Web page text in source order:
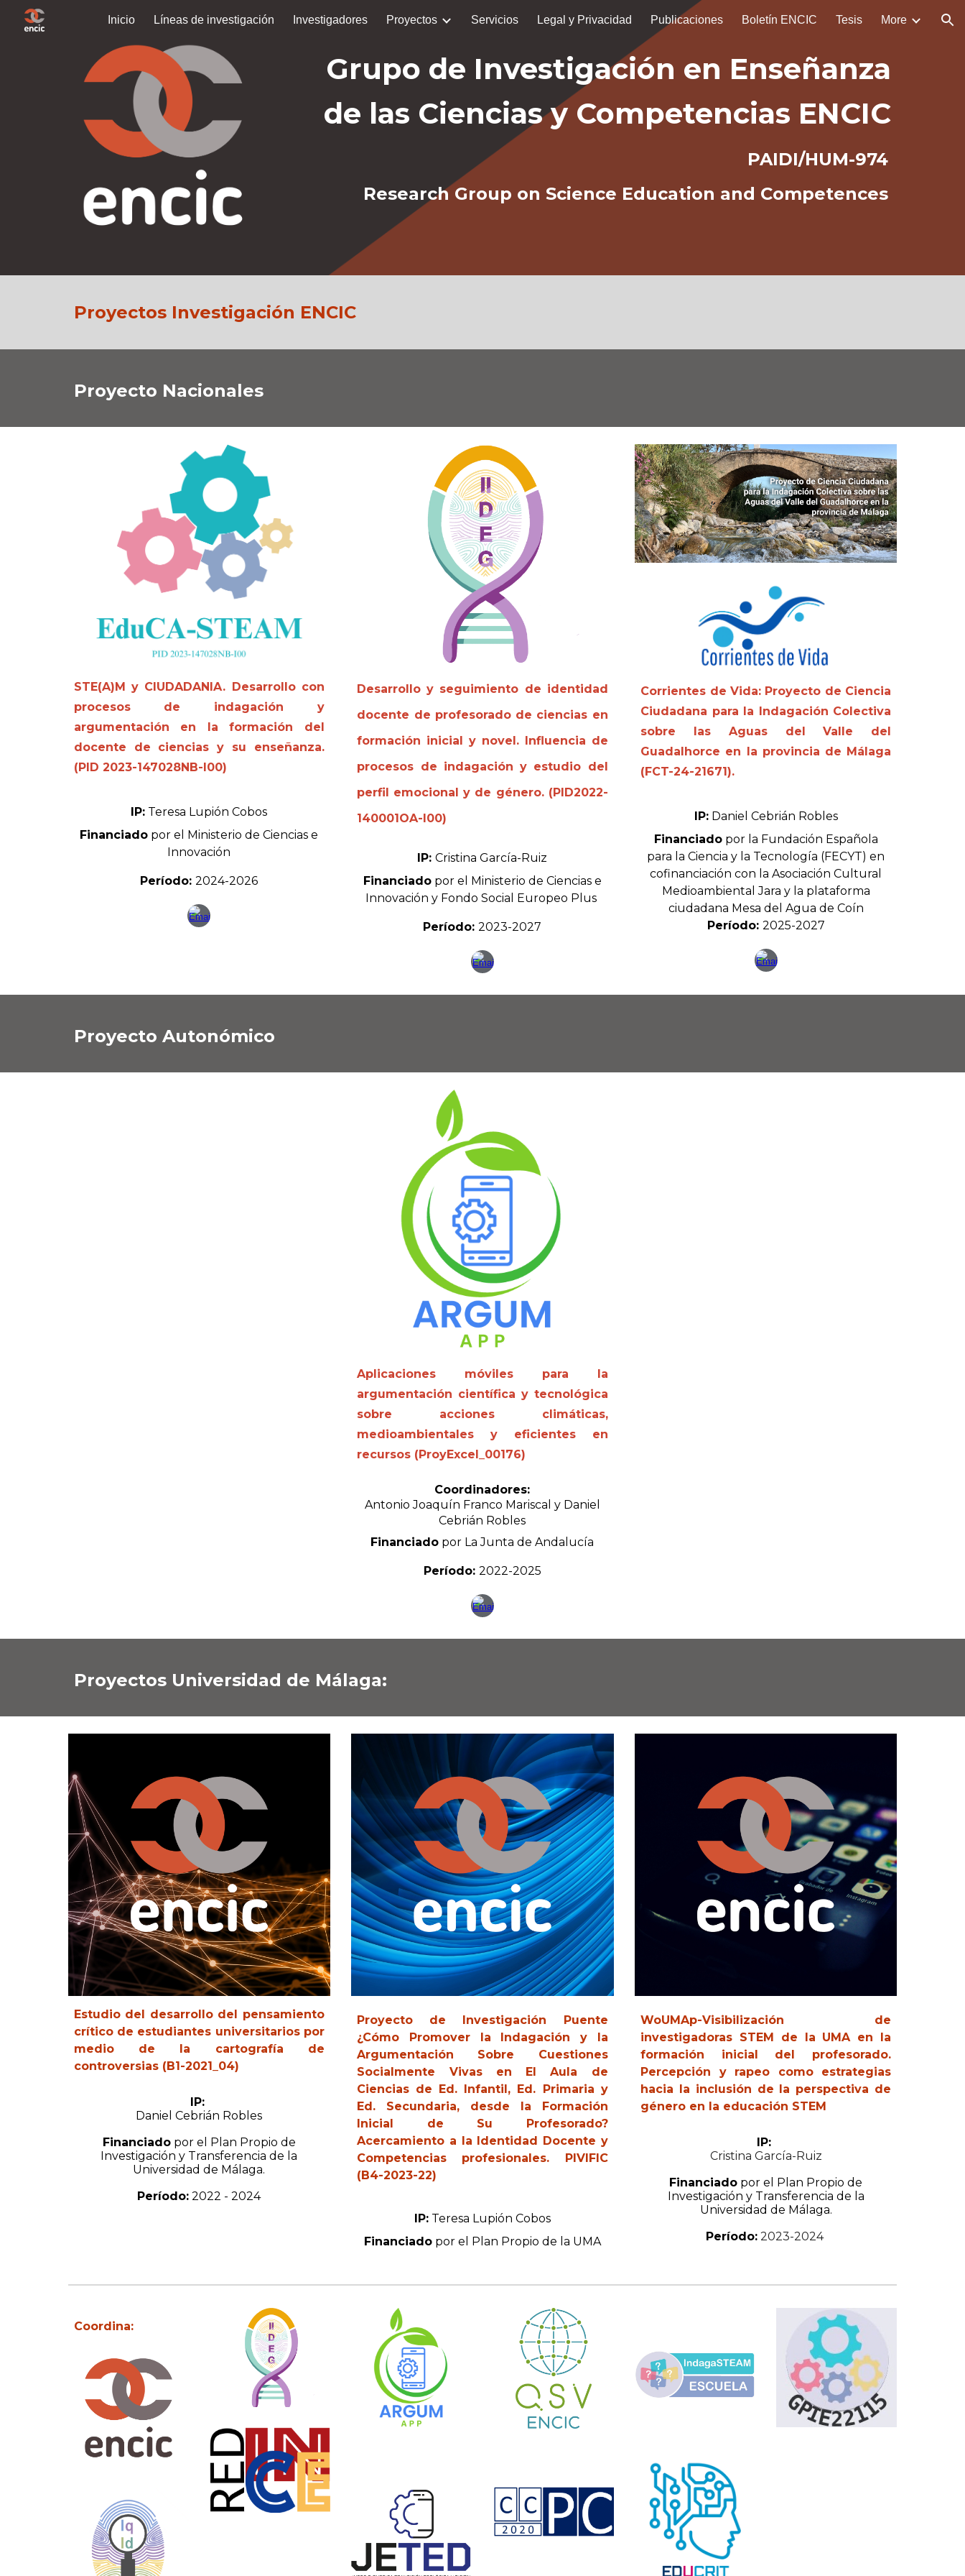
Skip to main content Skip to navigation
Inicio Líneas de investigación Investigadores Proyectos Servicios Legal y Privacidad Publicaciones Boletín ENCIC Tesis More
Grupo de Investigación en Enseñanza
de las Ciencias y Competencias ENCIC
PAIDI/HUM-974
Research Group on Science Education and Competences
Proyectos Investigación ENCIC
Proyecto Nacionales
STE(A)M y CIUDADANIA. Desarrollo con
procesos de indagación y
argumentación en la formación del
docente de ciencias y su enseñanza.
(PID 2023-147028NB-I00)
IP: Teresa Lupión Cobos
Financiado por el Ministerio de Ciencias e
Innovación
Período:2024-2026
Desarrollo y seguimiento de identidad
docente de profesorado de ciencias en
formación inicial y novel. Influencia de
procesos de indagación y estudio del
perfil emocional y de género.(PID2022-
140001OA-I00)
IP:Cristina García-Ruiz
Financiadopor el Ministerio de Ciencias e
Innovación y Fondo Social Europeo Plus
Período:2023-2027
Corrientes de Vida: Proyecto de Ciencia
Ciudadana para la Indagación Colectiva
sobre las Aguas del Valle del
Guadalhorce en la provincia de Málaga
(FCT-24-21671).
IP: Daniel Cebrián Robles
Financiadopor la Fundación Española
para la Ciencia y la Tecnología (FECYT) en
cofinanciación con la Asociación Cultural
Medioambiental Jara y la plataforma
ciudadana Mesa del Agua de Coín
Período: 2025-2027
Proyecto Autonómico
Aplicaciones móviles para la
argumentación científica y tecnológica
sobre acciones climáticas,
medioambientales y eficientes en
recursos (ProyExcel_00176)
Coordinadores:
Antonio Joaquín Franco Mariscal y Daniel
Cebrián Robles
Financiado por La Junta de Andalucía
Período: 2022-2025
Proyectos Universidad de Málaga:
Estudio del desarrollo del pensamiento
crítico de estudiantes universitarios por
medio de la cartografía de
controversias (B1-2021_04)
IP:
Daniel Cebrián Robles
Financiadopor el Plan Propio de
Investigación y Transferencia de la
Universidad de Málaga.
Período: 2022 - 2024
Proyecto de Investigación Puente
¿Cómo Promover la Indagación y la
Argumentación Sobre Cuestiones
Socialmente Vivas en El Aula de
Ciencias de Ed. Infantil, Ed. Primaria y
Ed. Secundaria, desde la Formación
Inicial de Su Profesorado?
Acercamiento a la Identidad Docente y
Competencias profesionales. PIVIFIC
(B4-2023-22)
IP:Teresa Lupión Cobos
Financiadopor el Plan Propio de la UMA
WoUMAp-Visibilización de
investigadoras STEM de la UMA en la
formación inicial del profesorado.
Percepción y rapeo como estrategias
hacia la inclusión de la perspectiva de
género en la educación STEM
IP:
Cristina García-Ruiz
Financiado por el Plan Propio de
Investigación y Transferencia de la
Universidad de Málaga.
Período: 2023-2024
Coordina: